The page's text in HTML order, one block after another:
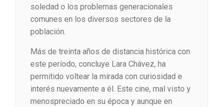
soledad o los problemas generacionales
comunes en los diversos sectores de la
población.
Más de treinta años de distancia histórica con
este período, concluye Lara Chávez, ha
permitido voltear la mirada con curiosidad e
interés nuevamente a él. Este cine, mal visto y
menospreciado en su época y aunque en